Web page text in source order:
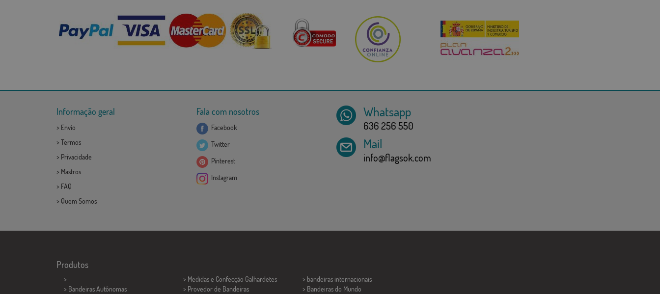
Informação geral
> Envio
> Termos
> Privacidade
> Mastros
> FAQ
> Quem Somos
Fala com nosotros
Facebook
Twitter
Pinterest
Instagram
Whatsapp
636 256 550
Mail
info@flagsok.com
Produtos
>
> Bandeiras Autônomas
> Medidas e Confecção Galhardetes
> Provedor de Bandeiras
> bandeiras internacionais
> Bandeiras do Mundo